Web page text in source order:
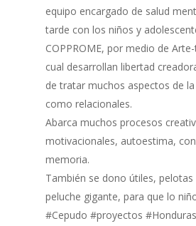
equipo encargado de salud
tarde con los niños y
COPPROME, por medio de
cual desarrollan libertad
de tratar muchos aspectos de
como relacionales.
Abarca muchos procesos
motivacionales, autoestima,
memoria.
También se dono útiles,
peluche gigante, para que lo
#Cepudo #proyectos #Honduras